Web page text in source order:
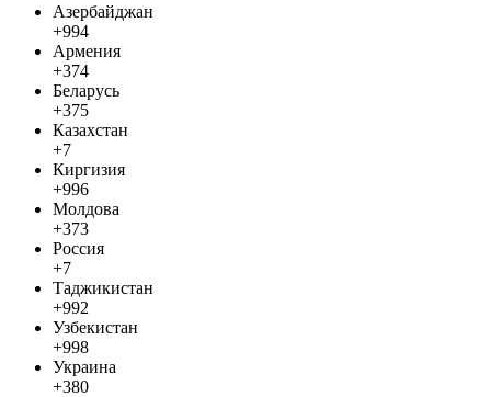
Азербайджан
+994
Армения
+374
Беларусь
+375
Казахстан
+7
Киргизия
+996
Молдова
+373
Россия
+7
Таджикистан
+992
Узбекистан
+998
Украина
+380